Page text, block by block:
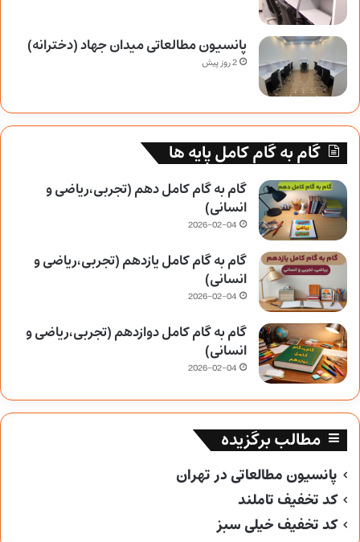
پانسیون مطالعاتی میدان جهاد (دخترانه)
2 روز پیش
گام به گام کامل پایه ها
گام به گام کامل دهم (تجربی،ریاضی و
انسانی)
2026-02-04
گام به گام کامل یازدهم (تجربی،ریاضی و
انسانی)
2026-02-04
گام به گام کامل دوازدهم (تجربی،ریاضی و
انسانی)
2026-02-04
مطالب برگزیده
پانسیون مطالعاتی در تهران
کد تخفیف تاملند
کد تخفیف خیلی سبز